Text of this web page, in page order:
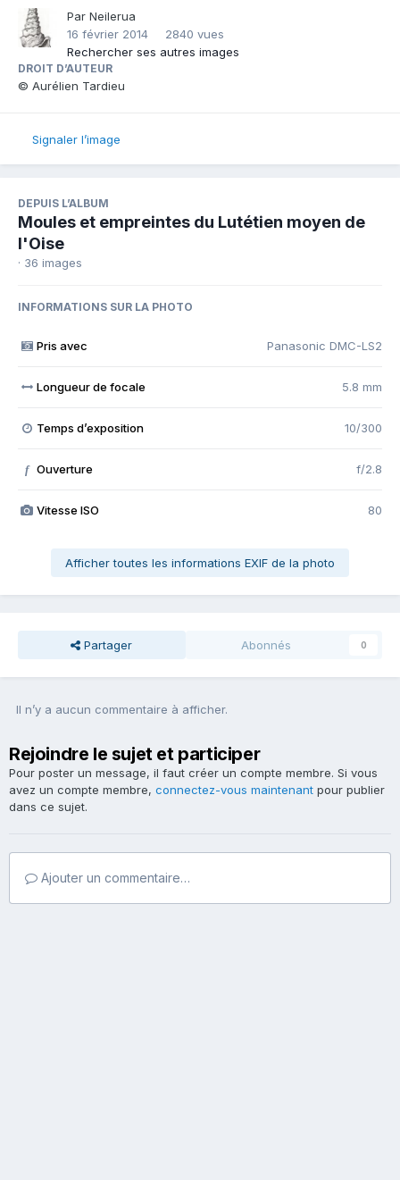
Par Neilerua
16 février 2014
2840 vues
Rechercher ses autres images
DROIT D’AUTEUR
© Aurélien Tardieu
Signaler l’image
DEPUIS L’ALBUM
Moules et empreintes du Lutétien moyen de
l'Oise
· 36 images
INFORMATIONS SUR LA PHOTO
Pris avec Panasonic DMC-LS2
Longueur de focale 5.8 mm
Temps d’exposition 10/300
f Ouverture f/2.8
Vitesse ISO 80
Afficher toutes les informations EXIF de la photo
Partager Abonnés 0
Il n’y a aucun commentaire à afficher.
Rejoindre le sujet et participer
Pour poster un message, il faut créer un compte membre. Si vous
avez un compte membre, connectez-vous maintenant pour publier
dans ce sujet.
Ajouter un commentaire…